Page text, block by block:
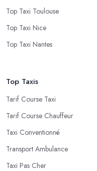
Top Taxi Toulouse
Top Taxi Nice
Top Taxi Nantes
Top Taxis
Tarif Course Taxi
Tarif Course Chauffeur
Taxi Conventionné
Transport Ambulance
Taxi Pas Cher